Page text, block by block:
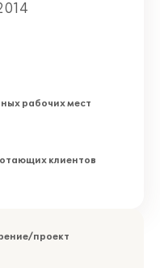
рабочих мест
клиентов
проект